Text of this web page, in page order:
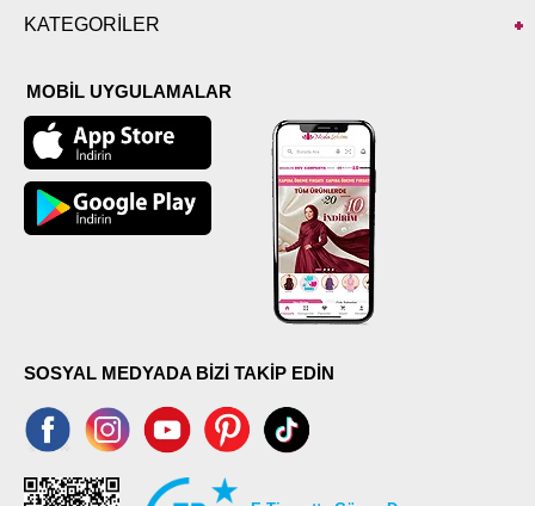
KATEGORİLER
MOBİL UYGULAMALAR
SOSYAL MEDYADA BİZİ TAKİP EDİN